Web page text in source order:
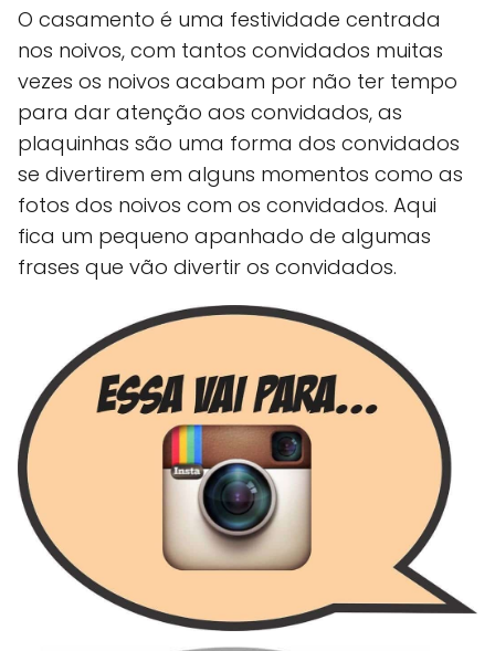
O casamento é uma festividade centrada
nos noivos, com tantos convidados muitas
vezes os noivos acabam por não ter tempo
para dar atenção aos convidados, as
plaquinhas são uma forma dos convidados
se divertirem em alguns momentos como as
fotos dos noivos com os convidados. Aqui
fica um pequeno apanhado de algumas
frases que vão divertir os convidados.